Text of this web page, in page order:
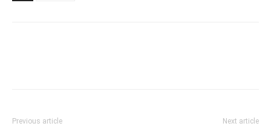
Previous article Next article